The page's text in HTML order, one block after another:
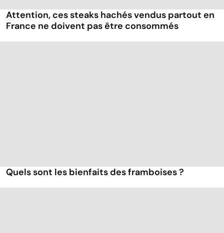
Attention, ces steaks hachés vendus partout en
France ne doivent pas être consommés
Quels sont les bienfaits des framboises ?